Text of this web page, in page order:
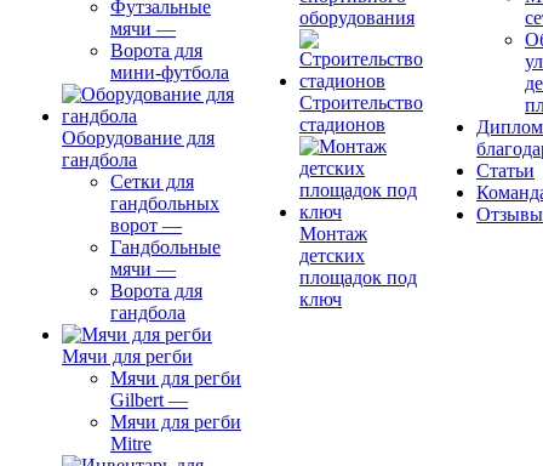
Футзальные
мячи —
Ворота для
мини-футбола
Оборудование для
гандбола
Сетки для
гандбольных
ворот —
Гандбольные
мячи —
Ворота для
гандбола
Мячи для регби
Мячи для регби
Gilbert —
Мячи для регби
Mitre
оборудования
Строительство
стадионов
Монтаж
детских
площадок под
ключ
Статьи
Отзывы